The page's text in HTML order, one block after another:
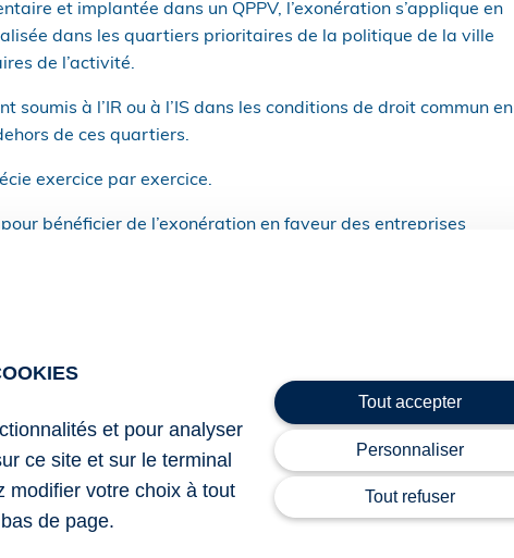
et implantée dans un QPPV, l’exonération s’applique en
dans les quartiers prioritaires de la politique de la ville
de l’activité.
soumis à l’IR ou à l’IS dans les conditions de droit commun en
de ces quartiers.
exercice par exercice.
bénéficier de l’exonération en faveur des entreprises
de l’établissement public de coopération intercommunale
qui font l’objet d’une création ou d’une reprise
décembre 2030 dans les quartiers prioritaires de la politique
et pour analyser
ce site et sur le terminal
modifier votre choix à tout
de page.
Tout accepter
Personnaliser
Tout refuser